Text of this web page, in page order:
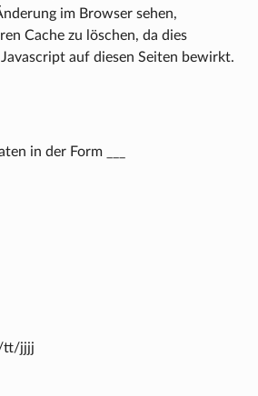
im Browser sehen,
Cache zu löschen, da dies
auf diesen Seiten bewirkt.
in der Form ___
tt/jjjj